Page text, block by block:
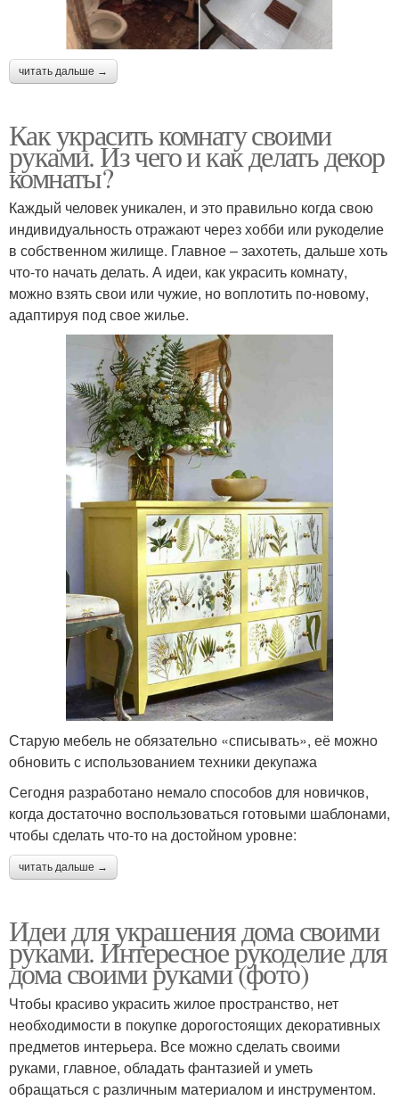
читать дальше →
Как украсить комнату своими
руками. Из чего и как делать декор
комнаты?
Каждый человек уникален, и это правильно когда свою
индивидуальность отражают через хобби или рукоделие
в собственном жилище. Главное – захотеть, дальше хоть
что-то начать делать. А идеи, как украсить комнату,
можно взять свои или чужие, но воплотить по-новому,
адаптируя под свое жилье.
Старую мебель не обязательно «списывать», её можно
обновить с использованием техники декупажа
Сегодня разработано немало способов для новичков,
когда достаточно воспользоваться готовыми шаблонами,
чтобы сделать что-то на достойном уровне:
читать дальше →
Идеи для украшения дома своими
руками. Интересное рукоделие для
дома своими руками (фото)
Чтобы красиво украсить жилое пространство, нет
необходимости в покупке дорогостоящих декоративных
предметов интерьера. Все можно сделать своими
руками, главное, обладать фантазией и уметь
обращаться с различным материалом и инструментом.